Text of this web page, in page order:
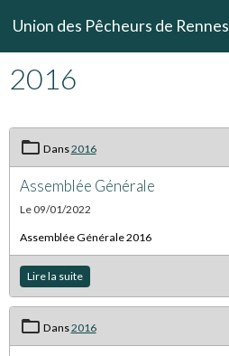
Union des Pêcheurs de Rennes
2016
Dans2016
Assemblée Générale
Le 09/01/2022
Assemblée Générale 2016
Lire la suite
Dans2016